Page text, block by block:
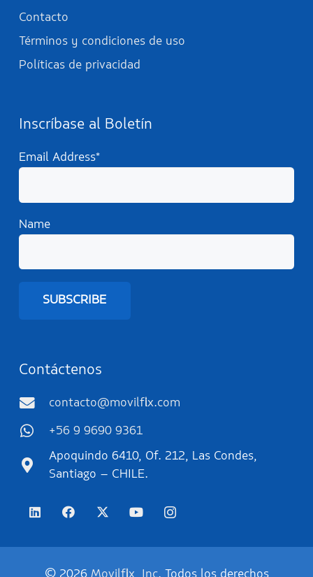
Contacto
Términos y condiciones de uso
Políticas de privacidad
Inscríbase al Boletín
Email Address*
Name
Contáctenos
contacto@movilflix.com
+56 9 9690 9361
Apoquindo 6410, Of. 212, Las Condes,
Santiago – CHILE.